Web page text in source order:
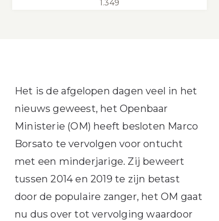
1.349
Het is de afgelopen dagen veel in het
nieuws geweest, het Openbaar
Ministerie (OM) heeft besloten Marco
Borsato te vervolgen voor ontucht
met een minderjarige. Zij beweert
tussen 2014 en 2019 te zijn betast
door de populaire zanger, het OM gaat
nu dus over tot vervolging waardoor